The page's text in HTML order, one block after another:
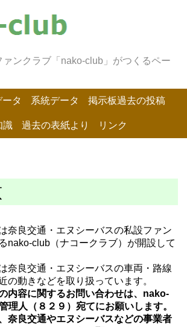
ンクラブ「nako-club」がつくるペー
タ 系統データ 掲示板過去の投稿
識 過去の表紙より リンク
奈良交通・エヌシーバスの私設ファン
nako-club（ナコークラブ）が開設して
奈良交通・エヌシーバスの車両・路線
の動きなどを取り扱っています。
内容に関するお問い合わせは、nako-
理人（８２９）宛てにお願いします。
奈良交通やエヌシーバスなどの事業者